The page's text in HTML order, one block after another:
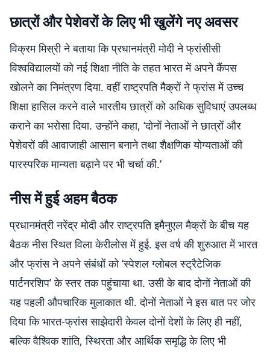
छात्रों और पेशेवरों के लिए भी खुलेंगे नए अवसर
विक्रम मिस्री ने बताया कि प्रधानमंत्री मोदी ने फ्रांसीसी
विश्वविद्यालयों को नई शिक्षा नीति के तहत भारत में अपने कैंपस
खोलने का निमंत्रण दिया. वहीं राष्ट्रपति मैक्रों ने फ्रांस में उच्च
शिक्षा हासिल करने वाले भारतीय छात्रों को अधिक सुविधाएं उपलब्ध
कराने का भरोसा दिया. उन्होंने कहा, ‘दोनों नेताओं ने छात्रों और
पेशेवरों की आवाजाही आसान बनाने तथा शैक्षणिक योग्यताओं की
पारस्परिक मान्यता बढ़ाने पर भी चर्चा की.’
नीस में हुई अहम बैठक
प्रधानमंत्री नरेंद्र मोदी और राष्ट्रपति इमैनुएल मैक्रों के बीच यह
बैठक नीस स्थित विला केरीलोस में हुई. इस वर्ष की शुरुआत में भारत
और फ्रांस ने अपने संबंधों को ‘स्पेशल ग्लोबल स्ट्रैटेजिक
पार्टनरशिप’ के स्तर तक पहुंचाया था. उसी के बाद दोनों नेताओं की
यह पहली औपचारिक मुलाकात थी. दोनों नेताओं ने इस बात पर जोर
दिया कि भारत-फ्रांस साझेदारी केवल दोनों देशों के लिए ही नहीं,
बल्कि वैश्विक शांति, स्थिरता और आर्थिक समृद्धि के लिए भी